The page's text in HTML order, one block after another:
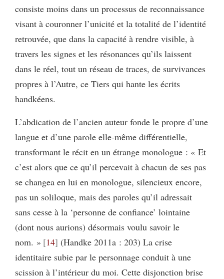
consiste moins dans un processus de reconnaissance
visant à couronner l’unicité et la totalité de l’identité
retrouvée, que dans la capacité à rendre visible, à
travers les signes et les résonances qu’ils laissent
dans le réel, tout un réseau de traces, de survivances
propres à l’Autre, ce Tiers qui hante les écrits
handkéens.
L’abdication de l’ancien auteur fonde le propre d’une
langue et d’une parole elle-même différentielle,
transformant le récit en un étrange monologue : « Et
c’est alors que ce qu’il percevait à chacun de ses pas
se changea en lui en monologue, silencieux encore,
pas un soliloque, mais des paroles qu’il adressait
sans cesse à la ‘personne de confiance’ lointaine
(dont nous aurions) désormais voulu savoir le
nom. » 14 (Handke 2011a : 203) La crise
identitaire subie par le personnage conduit à une
scission à l’intérieur du moi. Cette disjonction brise